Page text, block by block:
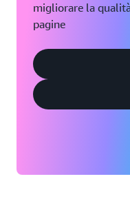
migliorare la
pagine